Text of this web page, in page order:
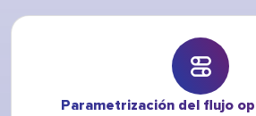
Parametrización del flujo